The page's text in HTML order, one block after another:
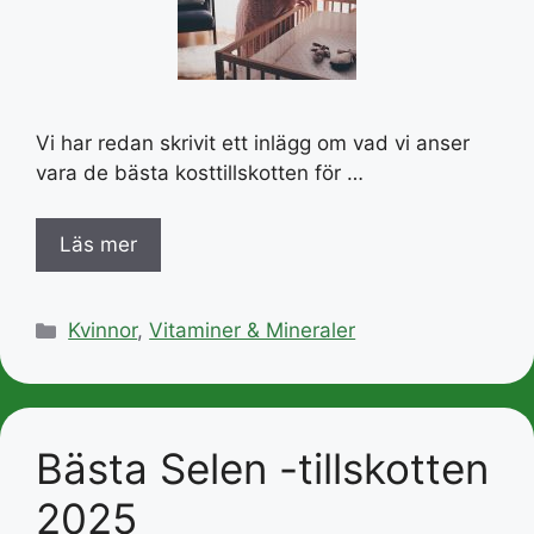
Vi har redan skrivit ett inlägg om vad vi anser
vara de bästa kosttillskotten för …
Läs mer
Kategorier
Kvinnor,Vitaminer & Mineraler
Bästa Selen -tillskotten
2025